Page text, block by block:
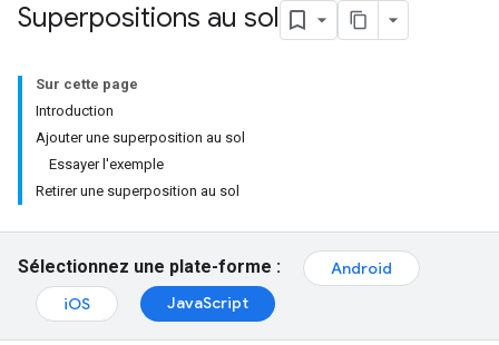
Superpositions au sol
Sur cette page
Introduction
Ajouter une superposition au sol
Essayer l'exemple
Retirer une superposition au sol
Sélectionnez une plate-forme :
Android
iOS
JavaScript